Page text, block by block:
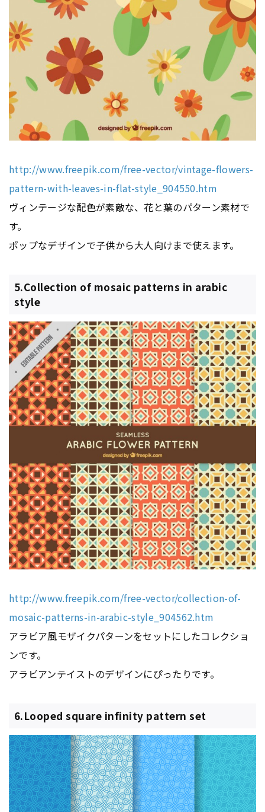
http://www.freepik.com/free-vector/vintage-flowers-
pattern-with-leaves-in-flat-style_904550.htm
ヴィンテージな配色が素敵な、花と葉のパターン素材で
す。
ポップなデザインで子供から大人向けまで使えます。
5.Collection of mosaic patterns in arabic
style
http://www.freepik.com/free-vector/collection-of-
mosaic-patterns-in-arabic-style_904562.htm
アラビア風モザイクパターンをセットにしたコレクショ
ンです。
アラビアンテイストのデザインにぴったりです。
6.Looped square infinity pattern set